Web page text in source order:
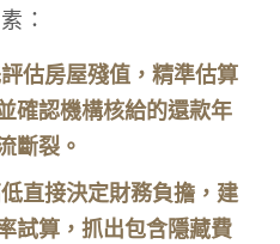
：
估房屋殘值，精準估算
確認機構核給的還款年
斷裂。
直接決定財務負擔，建
試算，抓出包含隱藏費